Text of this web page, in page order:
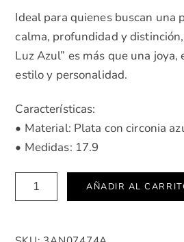
Ideal para quienes buscan una
calma, profundidad y
Luz Azul” es más que una joya,
estilo y personalidad.
Características:
• Material: Plata con circonia
• Medidas: 17.9
Anillo
Ovalo
Luz
AÑADIR AL